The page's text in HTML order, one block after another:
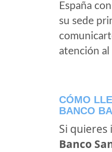
España
su sede
atención
CÓMO
BANCO
Si quieres
Banco